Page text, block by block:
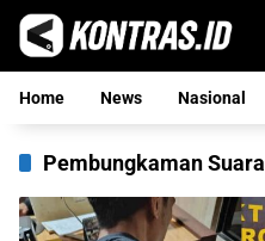
Langsung
konten
Home
News Nasional
Pembungkaman Suara